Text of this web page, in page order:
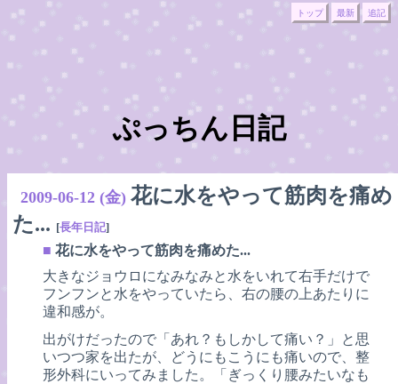
トップ 最新 追記
ぷっちん日記
2009-06-12 (金) 花に水をやって筋肉を痛め
た... [長年日記]
■ 花に水をやって筋肉を痛めた...
大きなジョウロになみなみと水をいれて右手だけで
フンフンと水をやっていたら、右の腰の上あたりに
違和感が。
出がけだったので「あれ？もしかして痛い？」と思
いつつ家を出たが、どうにもこうにも痛いので、整
形外科にいってみました。「ぎっくり腰みたいなも